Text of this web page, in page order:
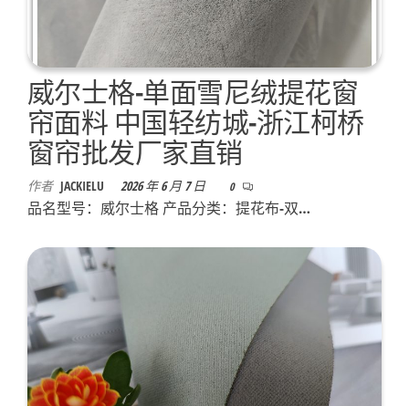
威尔士格-单面雪尼绒提花窗
帘面料 中国轻纺城-浙江柯桥
窗帘批发厂家直销
作者 JACKIELU 2026 年 6 月 7 日 0
品名型号：威尔士格 产品分类：提花布-双…